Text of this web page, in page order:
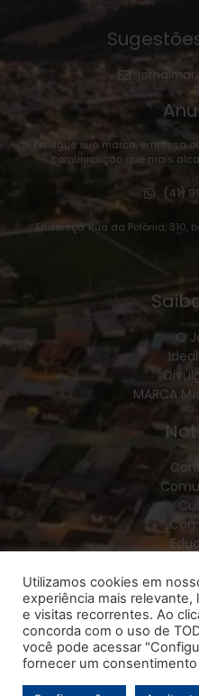
Divulgue sua marca, empresa
comunicação que mais
(41)
Endereço: Rua da Polônia, 310,
O
MARCA
Utilizamos cookies em
experiência mais
e visitas recorrentes. Ao
concorda com o uso de
você pode acessar
fornecer um